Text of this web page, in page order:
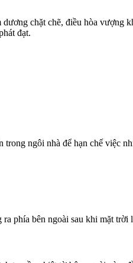
chặt chẽ, điều hòa vượng
đạt.
ngôi nhà để hạn chế việc
phía bên ngoài sau khi mặt trời